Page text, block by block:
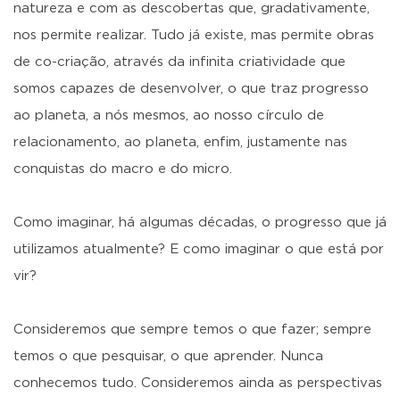
natureza e com as descobertas que, gradativamente,
nos permite realizar. Tudo já existe, mas permite obras
de co-criação, através da infinita criatividade que
somos capazes de desenvolver, o que traz progresso
ao planeta, a nós mesmos, ao nosso círculo de
relacionamento, ao planeta, enfim, justamente nas
conquistas do macro e do micro.
Como imaginar, há algumas décadas, o progresso que já
utilizamos atualmente? E como imaginar o que está por
vir?
Consideremos que sempre temos o que fazer; sempre
temos o que pesquisar, o que aprender. Nunca
conhecemos tudo. Consideremos ainda as perspectivas